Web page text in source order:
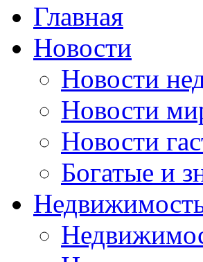
Главная
Новости
Новости
Новости
Новости
Богатые и